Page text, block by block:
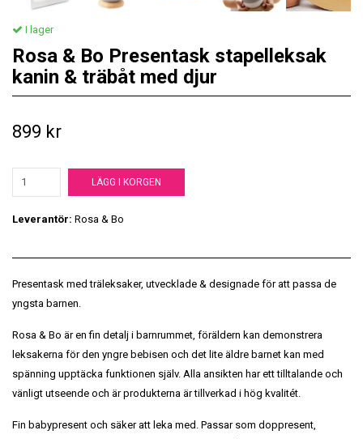
I lager
Rosa & Bo Presentask stapelleksak
kanin & träbåt med djur
899 kr
LÄGG I KORGEN
Leverantör: Rosa & Bo
Presentask med träleksaker, utvecklade & designade för att passa de
yngsta barnen.
Rosa & Bo är en fin detalj i barnrummet, föräldern kan demonstrera
leksakerna för den yngre bebisen och det lite äldre barnet kan med
spänning upptäcka funktionen själv. Alla ansikten har ett tilltalande och
vänligt utseende och är produkterna är tillverkad i hög kvalitét.
Fin babypresent och säker att leka med. Passar som doppresent,